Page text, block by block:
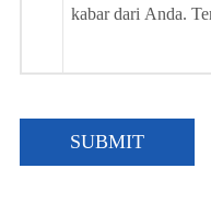
SUBMIT